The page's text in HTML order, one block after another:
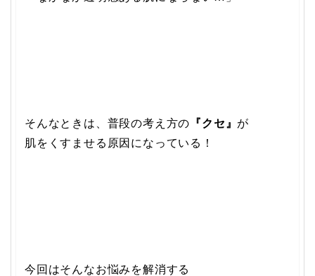
そんなときは、普段の考え方の 『クセ』 が
肌をくすませる原因になっている！
今回はそんなお悩みを解消する